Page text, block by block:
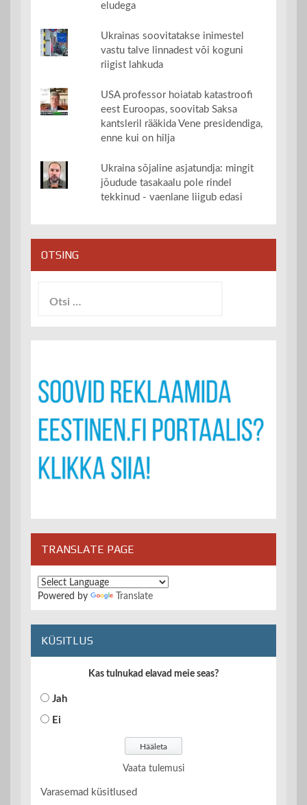
eludega
Ukrainas soovitatakse inimestel
vastu talve linnadest või koguni
riigist lahkuda
USA professor hoiatab katastroofi
eest Euroopas, soovitab Saksa
kantsleril rääkida Vene presidendiga,
enne kui on hilja
Ukraina sõjaline asjatundja: mingit
jõudude tasakaalu pole rindel
tekkinud - vaenlane liigub edasi
OTSING
TRANSLATE PAGE
Powered by Translate
KÜSITLUS
Kas tulnukad elavad meie seas?
Jah
Ei
Vaata tulemusi
Varasemad küsitlused